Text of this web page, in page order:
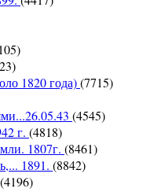
1820 года)(7715)
(4545)
г. (4818)
1807г. (8461)
1891. (8842)
(4196)